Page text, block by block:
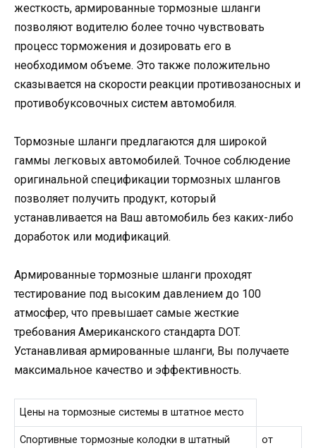
жесткость, армированные тормозные шланги
позволяют водителю более точно чувствовать
процесс торможения и дозировать его в
необходимом объеме. Это также положительно
сказывается на скорости реакции противозаносных и
противобуксовочных систем автомобиля.
Тормозные шланги предлагаются для широкой
гаммы легковых автомобилей. Точное соблюдение
оригинальной спецификации тормозных шлангов
позволяет получить продукт, который
устанавливается на Ваш автомобиль без каких-либо
доработок или модификаций.
Армированные тормозные шланги проходят
тестирование под высоким давлением до 100
атмосфер, что превышает самые жесткие
требования Американского стандарта DOT.
Устанавливая армированные шланги, Вы получаете
максимальное качество и эффективность.
Цены на тормозные системы в штатное место
Спортивные тормозные колодки в штатный
от